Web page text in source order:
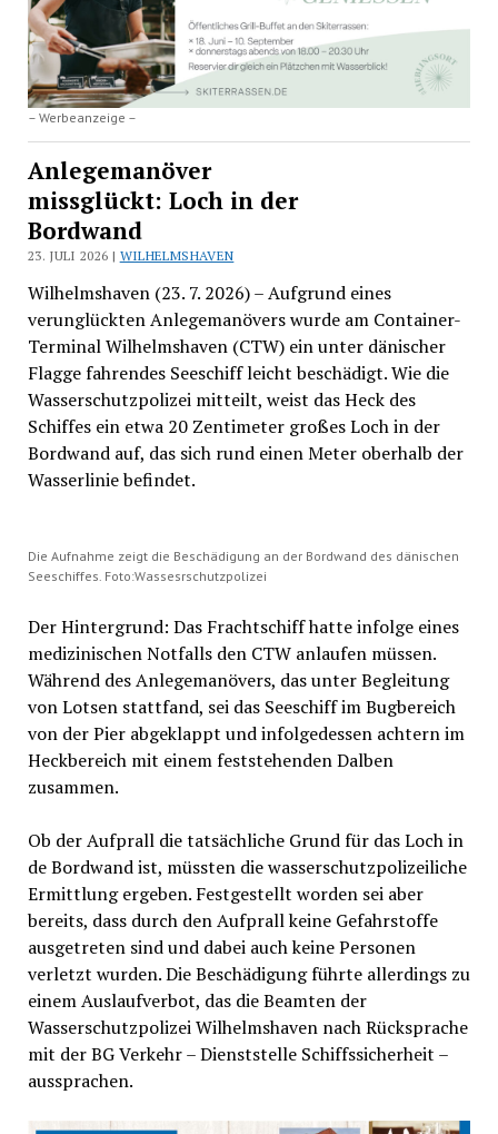
– Werbeanzeige –
Anlegemanöver
missglückt: Loch in der
Bordwand
23. JULI 2026 | WILHELMSHAVEN
Wilhelmshaven (23. 7. 2026) – Aufgrund eines
verunglückten Anlegemanövers wurde am Container-
Terminal Wilhelmshaven (CTW) ein unter dänischer
Flagge fahrendes Seeschiff leicht beschädigt. Wie die
Wasserschutzpolizei mitteilt, weist das Heck des
Schiffes ein etwa 20 Zentimeter großes Loch in der
Bordwand auf, das sich rund einen Meter oberhalb der
Wasserlinie befindet.
Die Aufnahme zeigt die Beschädigung an der Bordwand des dänischen
Seeschiffes. Foto:Wassesrschutzpolizei
Der Hintergrund: Das Frachtschiff hatte infolge eines
medizinischen Notfalls den CTW anlaufen müssen.
Während des Anlegemanövers, das unter Begleitung
von Lotsen stattfand, sei das Seeschiff im Bugbereich
von der Pier abgeklappt und infolgedessen achtern im
Heckbereich mit einem feststehenden Dalben
zusammen.
Ob der Aufprall die tatsächliche Grund für das Loch in
de Bordwand ist, müssten die wasserschutzpolizeiliche
Ermittlung ergeben. Festgestellt worden sei aber
bereits, dass durch den Aufprall keine Gefahrstoffe
ausgetreten sind und dabei auch keine Personen
verletzt wurden. Die Beschädigung führte allerdings zu
einem Auslaufverbot, das die Beamten der
Wasserschutzpolizei Wilhelmshaven nach Rücksprache
mit der BG Verkehr – Dienststelle Schiffssicherheit –
aussprachen.